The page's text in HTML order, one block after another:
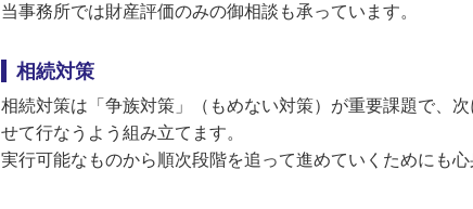
当事務所では財産評価のみの御相談も承っています。
相続対策
相続対策は「争族対策」（もめない対策）が重要課題で、
せて行なうよう組み立てます。
実行可能なものから順次段階を追って進めていくためにも